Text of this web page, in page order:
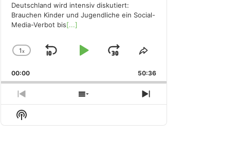
Deutschland wird intensiv diskutiert:
Brauchen Kinder und Jugendliche ein Social-
Media-Verbot bis[...]
Change
Rate
1x
Skip
PlayJump
Forward
Share
Episode
00:00 50:36
Previous
Episode
Show
Episodes
Next
Episode
Show
Podcast